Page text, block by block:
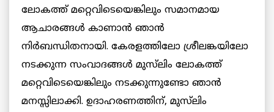
ലോകത്ത് മറ്റെവിടെയെങ്കിലും സമാനമായ
ആചാരങ്ങൾ കാണാൻ ഞാൻ
നിർബന്ധിതനായി. കേരളത്തിലോ ശ്രീലങ്കയിലോ
നടക്കുന്ന സംവാദങ്ങൾ മുസ്‌ലിം ലോകത്ത്
മറ്റെവിടെയെങ്കിലും നടക്കുന്നുണ്ടോ ഞാൻ
മനസ്സിലാക്കി. ഉദാഹരണത്തിന്, മുസ്‌ലിം